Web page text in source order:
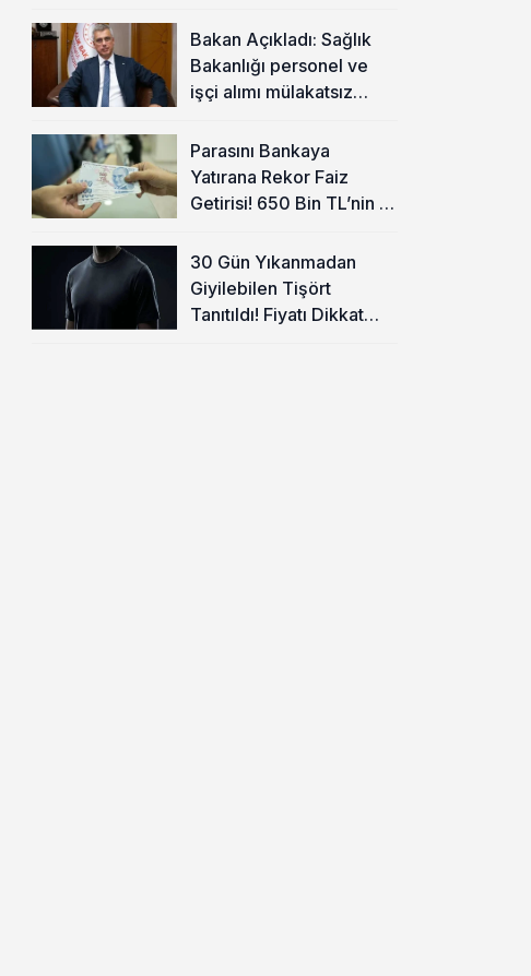
Bakan Açıkladı: Sağlık
Bakanlığı personel ve
işçi alımı mülakatsız
Parasını Bankaya
Yatırana Rekor Faiz
Getirisi! 650 Bin TL’nin 1
30 Gün Yıkanmadan
Giyilebilen Tişört
Tanıtıldı! Fiyatı Dikkat